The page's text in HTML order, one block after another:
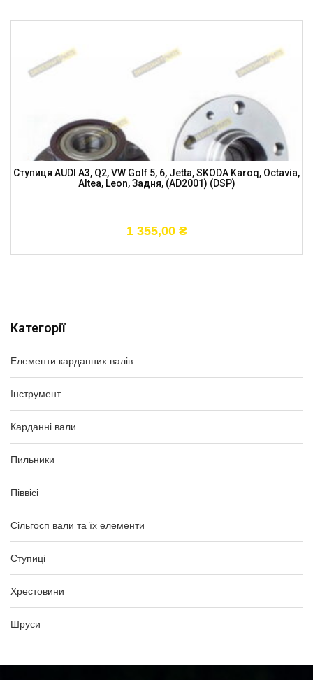
Категорії
Елементи карданних валів
Інструмент
Карданні вали
Пильники
Піввісі
Сільгосп вали та їх елементи
Ступиці
Хрестовини
Шруси
Ступиця AUDI A3, Q2, VW Golf 5, 6, Jetta, SKODA Karoq, Octavia,
Altea, Leon, Задня, (AD2001) (DSP)
1 355,00 ₴